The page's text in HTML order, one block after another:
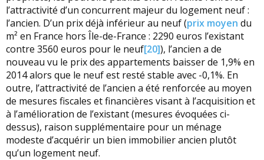
l’attractivité d’un concurrent majeur du logement neuf :
l’ancien. D’un prix déjà inférieur au neuf (prix moyen du
m² en France hors Île-de-France : 2290 euros l’existant
contre 3560 euros pour le neuf[20]), l’ancien a de
nouveau vu le prix des appartements baisser de 1,9% en
2014 alors que le neuf est resté stable avec -0,1%. En
outre, l’attractivité de l’ancien a été renforcée au moyen
de mesures fiscales et financières visant à l’acquisition et
à l’amélioration de l’existant (mesures évoquées ci-
dessus), raison supplémentaire pour un ménage
modeste d’acquérir un bien immobilier ancien plutôt
qu’un logement neuf.